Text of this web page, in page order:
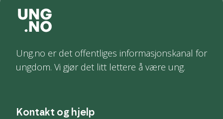
Ung.no er det offentliges informasjonskanal for
ungdom. Vi gjør det litt lettere å være ung.
Kontakt og hjelp